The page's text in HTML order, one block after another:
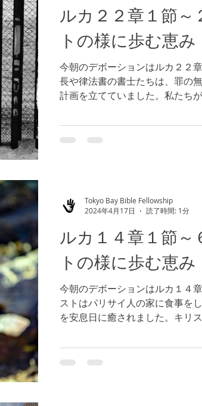
ルカ２２章１節
トの様に歩む恵み
今朝のデボーションはルカ２２
長や律法書の書士たちは、罪の
計画を立てていました。私たち
ていることはないでしょうか。...
ルカ１４章１節
トの様に歩む恵み
今朝のデボーションはルカ１４
ストはパリサイ人の家に食事を
を安息日に癒されました。キリ
福音を伝えるために、真実を伝
っている人たちに対峙す...
Tokyo Bay Bible Fellowship
2024年4月17日
読了時間: 1分